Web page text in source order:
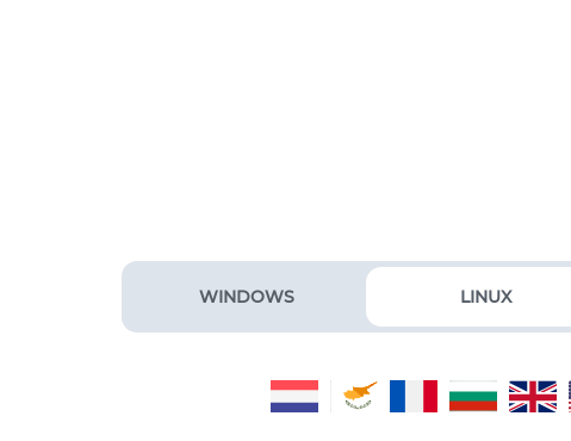
WINDOWS LINUX